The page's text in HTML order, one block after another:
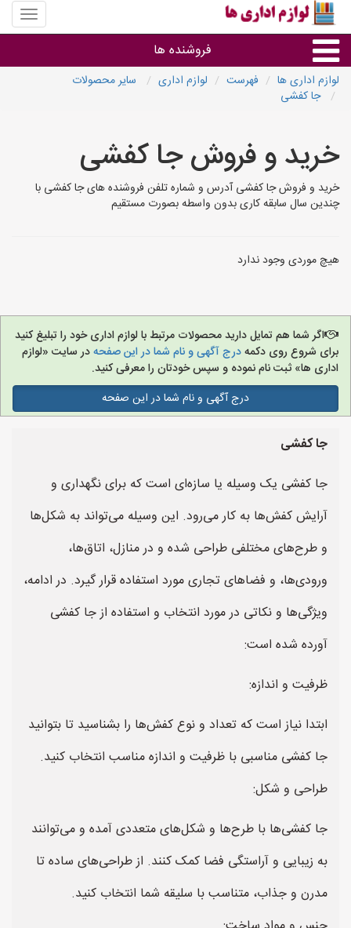
منوی
سایت
اداری
فروشنده ها
استان ها
لوازم اداری ها فهرست لوازم اداری
سایر محصولات
جا کفشی
خرید و فروش جا کفشی
خرید و فروش جا کفشی آدرس و شماره تلفن فروشنده های جا کفشی با
چندین سال سابقه کاری بدون واسطه بصورت مستقیم
هیچ موردی وجود ندارد
اگر شما هم تمایل دارید محصولات مرتبط با لوازم اداری خود را تبلیغ کنید
برای شروع روی دکمهدرج آگهی و نام شما در این صفحهدر سایت «لوازم
اداری ها» ثبت نام نموده و سپس خودتان را معرفی کنید.
درج آگهی و نام شما در این صفحه
جا کفشی
جا کفشی یک وسیله یا سازه‌ای است که برای نگهداری و
آرایش کفش‌ها به کار می‌رود. این وسیله می‌تواند به شکل‌ها
و طرح‌های مختلفی طراحی شده و در منازل، اتاق‌ها،
ورودی‌ها، و فضاهای تجاری مورد استفاده قرار گیرد. در ادامه،
ویژگی‌ها و نکاتی در مورد انتخاب و استفاده از جا کفشی
آورده شده است:
ظرفیت و اندازه:
ابتدا نیاز است که تعداد و نوع کفش‌ها را بشناسید تا بتوانید
جا کفشی مناسبی با ظرفیت و اندازه مناسب انتخاب کنید.
طراحی و شکل:
جا کفشی‌ها با طرح‌ها و شکل‌های متعددی آمده و می‌توانند
به زیبایی و آراستگی فضا کمک کنند. از طراحی‌های ساده تا
مدرن و جذاب، متناسب با سلیقه شما انتخاب کنید.